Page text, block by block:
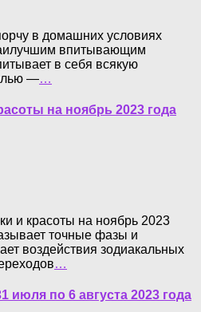
в домашних условиях
впитывающим
в себя всякую
—…
на ноябрь 2023 года
и красоты на ноябрь 2023
точные фазы и
воздействия зодиакальных
…
июля по 6 августа 2023 года